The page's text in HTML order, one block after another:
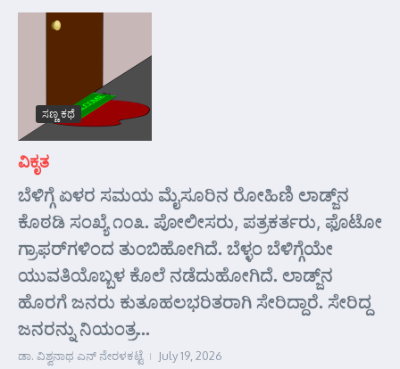
ಸಣ್ಣ ಕಥೆ
ವಿಕೃತ
ಬೆಳಿಗ್ಗೆ ಏಳರ ಸಮಯ ಮೈಸೂರಿನ ರೋಹಿಣಿ ಲಾಡ್ಜ್‌ನ
ಕೊಠಡಿ ಸಂಖ್ಯೆ ೧೦೩. ಪೋಲೀಸರು, ಪತ್ರಕರ್ತರು, ಫೊಟೋ
ಗ್ರಾಫರ್‌ಗಳಿಂದ ತುಂಬಿಹೋಗಿದೆ. ಬೆಳ್ಳಂ ಬೆಳಿಗ್ಗೆಯೇ
ಯುವತಿಯೊಬ್ಬಳ ಕೊಲೆ ನಡೆದುಹೋಗಿದೆ. ಲಾಡ್ಜ್‌ನ
ಹೊರಗೆ ಜನರು ಕುತೂಹಲಭರಿತರಾಗಿ ಸೇರಿದ್ದಾರೆ. ಸೇರಿದ್ದ
ಜನರನ್ನು ನಿಯಂತ್ರ...
ಡಾ. ವಿಶ್ವನಾಥ ಎನ್ ನೇರಳಕಟ್ಟೆ July 19, 2026